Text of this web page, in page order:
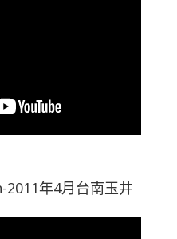
年4月台南玉井